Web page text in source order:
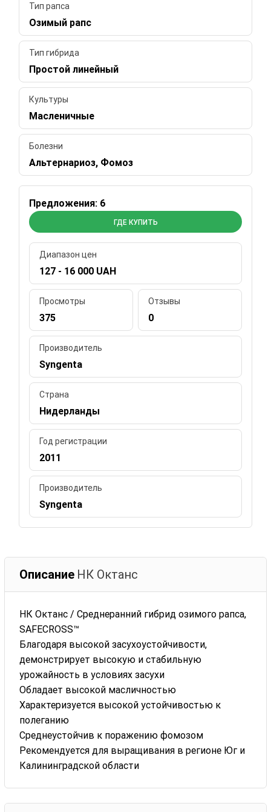
Тип рапса
Озимый рапс
Тип гибрида
Простой линейный
Культуры
Масленичные
Болезни
Альтернариоз, Фомоз
Предложения: 6
ГДЕ КУПИТЬ
Диапазон цен
127 - 16 000 UAH
Просмотры
375
Отзывы
0
Производитель
Syngenta
Страна
Нидерланды
Год регистрации
2011
Производитель
Syngenta
Описание НК Октанc
НК Октанc / Среднеранний гибрид озимого рапса,
SAFECROSS™
Благодаря высокой засухоустойчивости,
демонстрирует высокую и стабильную
урожайность в условиях засухи
Обладает высокой масличностью
Характеризуется высокой устойчивостью к
полеганию
Среднеустойчив к поражению фомозом
Рекомендуется для выращивания в регионе Юг и
Калининградской области